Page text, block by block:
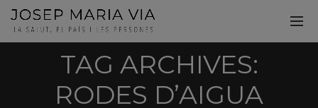
TAG ARCHIVES:
RODES D’AIGUA